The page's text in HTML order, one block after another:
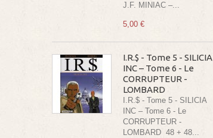
J.F. MINIAC –...
5,00 €
I.R.$ - Tome 5 - SILICIA
INC – Tome 6 - Le
CORRUPTEUR -
LOMBARD
I.R.$ - Tome 5 - SILICIA
INC – Tome 6 - Le
CORRUPTEUR -
LOMBARD 48 + 48...